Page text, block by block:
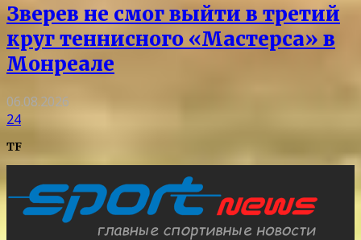
Зверев не смог выйти в третий
круг теннисного «Мастерса» в
Монреале
06.08.2026
24
TF